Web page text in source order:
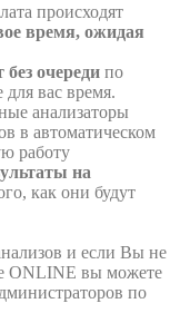
происходят
время, ожидая
очереди по
для вас время.
анализаторы
в автоматическом
работу
на
как они будут
и если Вы не
ONLINE вы можете
по